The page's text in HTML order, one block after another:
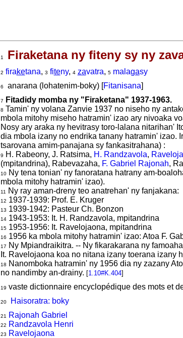
1 Firaketana ny fiteny sy ny
2 firaketana, 3 fiteny, 4 zavatra, 5 malagasy
6 anarana (lohatenim-boky) [Fitanisana]
7 Fitadidy momba ny "Firaketana" 1937-1963.
8 Tamin' ny volana Zanvie 1937 no niseho ny
mbola mitohy miseho hatramin' izao ary nivoaka
Nosy ary araka ny hevitrasy toro-lalana nitarihan'
dia mbola izany no endrika tanany hatramin' izao.
tsarovana amim-panajana sy fankasitrahana) :
9 H. Rabeony, J. Ratsima, H. Randzavola,
(mpitandrina), Rabevazaha, F. Gabriel Rajonah,
10Ny tena tonian' ny fanoratana hatrany am-
mbola mitohy hatramin' izao).
11 Ny ray aman-dreny teo anatrehan' ny fanjakana:
12 1937-1939: Prof. E. Kruger
13 1939-1942: Pasteur Ch. Bonzon
141943-1953: It. H. Randzavola, mpitandrina
151953-1956: It. Ravelojaona, mpitandrina
16 1956 ka mbola mitohy hatramin' izao: Atoa F.
17
Ny Mpiandraikitra. -- Ny fikarakarana ny
It. Ravelojaona koa no nitana izany toerana izany
18
Nanomboka hatramin' ny 1956 dia ny zazany
no nandimby an-drainy. [1.10#K.404]
19 vaste dictionnaire encyclopédique des mots et
20
Haisoratra: boky
21 Rajonah Gabriel
22 Randzavola Henri
23
Ravelojaona